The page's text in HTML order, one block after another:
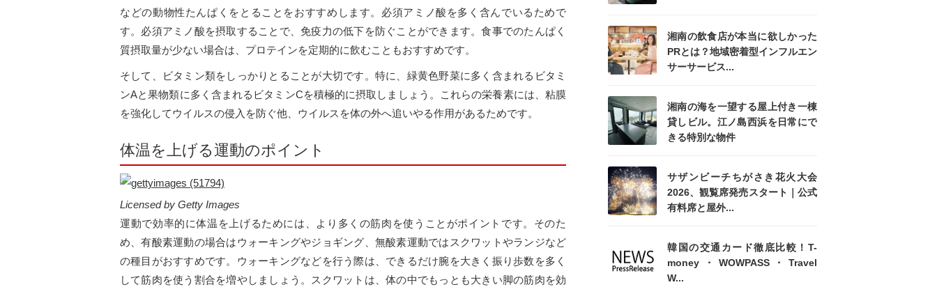
などの動物性たんぱくをとることをおすすめします。必須アミノ酸を多く含んでいるためで
す。必須アミノ酸を摂取することで、免疫力の低下を防ぐことができます。食事でのたんぱく
質摂取量が少ない場合は、プロテインを定期的に飲むこともおすすめです。
そして、ビタミン類をしっかりとることが大切です。特に、緑黄色野菜に多く含まれるビタミ
ンAと果物類に多く含まれるビタミンCを積極的に摂取しましょう。これらの栄養素には、粘膜
を強化してウイルスの侵入を防ぐ他、ウイルスを体の外へ追いやる作用があるためです。
体温を上げる運動のポイント
Licensed by Getty Images
運動で効率的に体温を上げるためには、より多くの筋肉を使うことがポイントです。そのた
め、有酸素運動の場合はウォーキングやジョギング、無酸素運動ではスクワットやランジなど
の種目がおすすめです。ウォーキングなどを行う際は、できるだけ腕を大きく振り歩数を多く
して筋肉を使う割合を増やしましょう。スクワットは、体の中でもっとも大きい脚の筋肉を効
湘南の飲食店が本当に欲しかった
PRとは？地域密着型インフルエン
サーサービス...
湘南の海を一望する屋上付き一棟
貸しビル。江ノ島西浜を日常にで
きる特別な物件
サザンビーチちがさき花火大会
2026、観覧席発売スタート｜公式
有料席と屋外...
韓国の交通カード徹底比較！T-
money・WOWPASS・Travel
W...